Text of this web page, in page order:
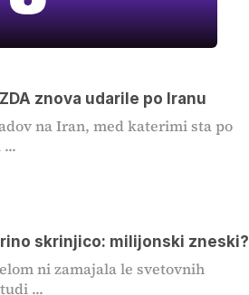
znova udarile po Iranu
na Iran, med katerimi sta po
skrinjico: milijonski zneski?
ni zamajala le svetovnih
...